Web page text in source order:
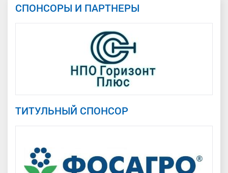
СПОНСОРЫ И ПАРТНЕРЫ
ТИТУЛЬНЫЙ СПОНСОР